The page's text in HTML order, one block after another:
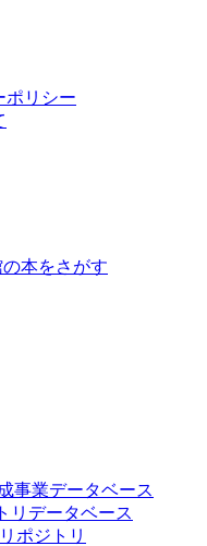
ポリシー
本をさがす
事業データベース
リデータベース
ポジトリ